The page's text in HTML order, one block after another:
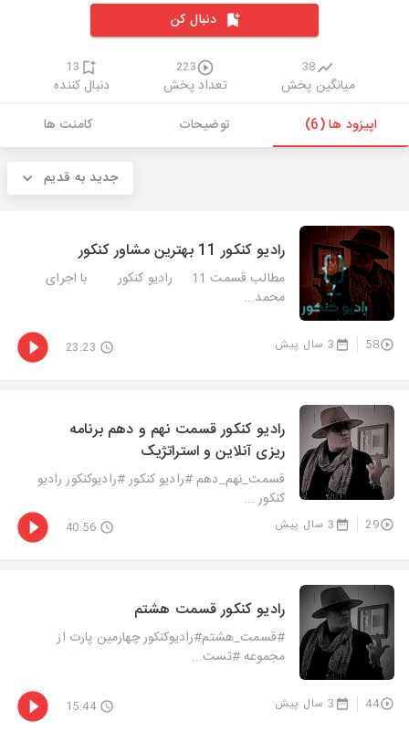
دنبال کن
38
میانگین پخش
223
تعداد پخش
13
دنبال کننده
اپیزود ها (6)
توضیحات کامنت ها
جدید به قدیم
رادیو کنکور 11 بهترین مشاور کنکور
مطالب قسمت 11 رادیو کنکور با اجرای
محمد...
58 3 سال پیش 23:23
رادیو کنکور قسمت نهم و دهم برنامه
ریزی آنلاین و استراتژیک
قسمت_نهم_دهم #رادیو کنکور #رادیوکنکور رادیو
کنکور ...
29 3 سال پیش 40:56
رادیو کنکور قسمت هشتم
#قسمت_هشتم#رادیوکنکور️ چهارمین پارت از
مجموعه #تست...
44 3 سال پیش 15:44